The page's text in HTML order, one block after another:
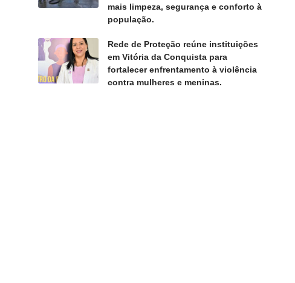
mais limpeza, segurança e conforto à
população.
Rede de Proteção reúne instituições
em Vitória da Conquista para
fortalecer enfrentamento à violência
contra mulheres e meninas.